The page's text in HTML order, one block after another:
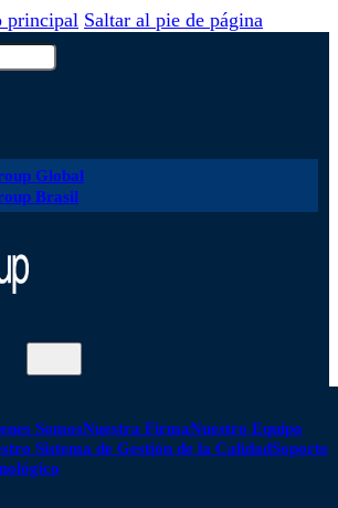
principal Saltar al pie de página
Global
Brasil
SomosNuestra FirmaNuestro Equipo
Sistema de Gestión de la CalidadSoporte